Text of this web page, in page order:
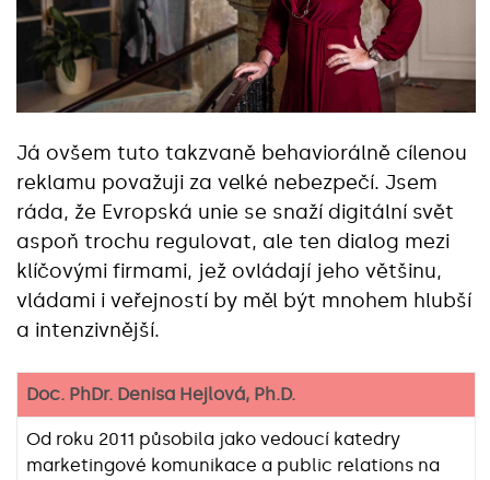
Já ovšem tuto takzvaně behaviorálně cílenou
reklamu považuji za velké nebezpečí. Jsem
ráda, že Evropská unie se snaží digitální svět
aspoň trochu regulovat, ale ten dialog mezi
klíčovými firmami, jež ovládají jeho většinu,
vládami i veřejností by měl být mnohem hlubší
a intenzivnější.
Doc. PhDr. Denisa Hejlová, Ph.D.
Od roku 2011 působila jako vedoucí katedry
marketingové komunikace a public relations na